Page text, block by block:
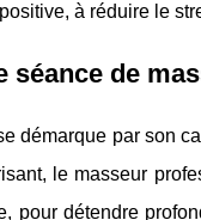
à réduire le
séance de
démarque par son
le masseur
pour détendre